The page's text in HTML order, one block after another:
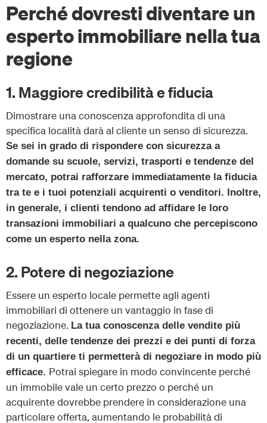
Perché dovresti diventare un
esperto immobiliare nella tua
regione
1. Maggiore credibilità e fiducia
Dimostrare una conoscenza approfondita di una
specifica località darà al cliente un senso di sicurezza.
Se sei in grado di rispondere con sicurezza a
domande su scuole, servizi, trasporti e tendenze del
mercato, potrai rafforzare immediatamente la fiducia
tra te e i tuoi potenziali acquirenti o venditori. Inoltre,
in generale, i clienti tendono ad affidare le loro
transazioni immobiliari a qualcuno che percepiscono
come un esperto nella zona.
2. Potere di negoziazione
Essere un esperto locale permette agli agenti
immobiliari di ottenere un vantaggio in fase di
negoziazione. La tua conoscenza delle vendite più
recenti, delle tendenze dei prezzi e dei punti di forza
di un quartiere ti permetterà di negoziare in modo più
efficace. Potrai spiegare in modo convincente perché
un immobile vale un certo prezzo o perché un
acquirente dovrebbe prendere in considerazione una
particolare offerta, aumentando le probabilità di